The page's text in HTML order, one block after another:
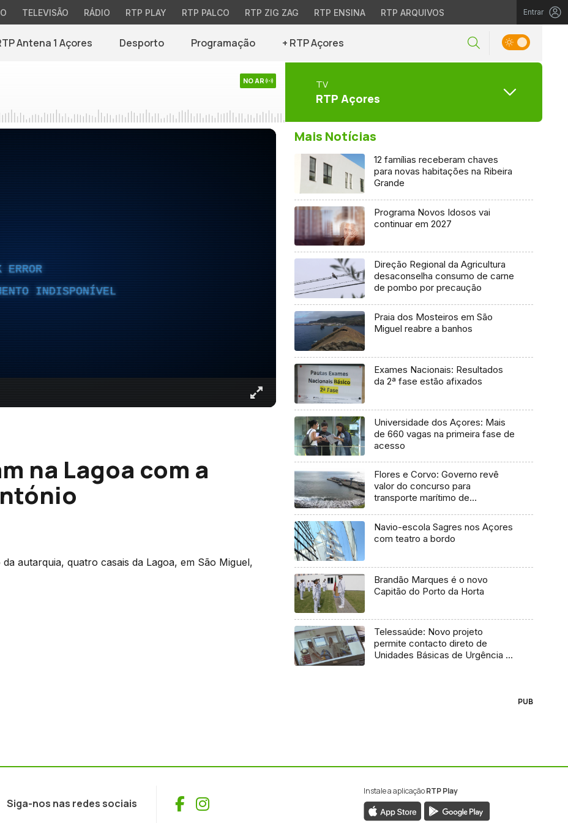
TELEVISÃO RÁDIO RTP PLAY RTP PALCO RTP ZIG ZAG RTP ENSINA RTP ARQUIVOS Entrar
Antena 1 Açores Desporto Programação + RTP Açores
NO AR TV
RTP Açores
INDISPONÍVEL
na Lagoa com a
autarquia, quatro casais da Lagoa, em São Miguel,
Mais Notícias
12 famílias receberam chaves
para novas habitações na Ribeira
Grande
Programa Novos Idosos vai
continuar em 2027
Direção Regional da Agricultura
desaconselha consumo de carne
de pombo por precaução
Praia dos Mosteiros em São
Miguel reabre a banhos
Exames Nacionais: Resultados
da 2ª fase estão afixados
Universidade dos Açores: Mais
de 660 vagas na primeira fase de
acesso
Flores e Corvo: Governo revê
valor do concurso para
transporte marítimo de
Navio-escola Sagres nos Açores
com teatro a bordo
Brandão Marques é o novo
Capitão do Porto da Horta
Telessaúde: Novo projeto
permite contacto direto de
Unidades Básicas de Urgência e
PUB
Siga-nos nas redes sociais Facebook
Instagram
Instale a aplicaçãoRTP Play